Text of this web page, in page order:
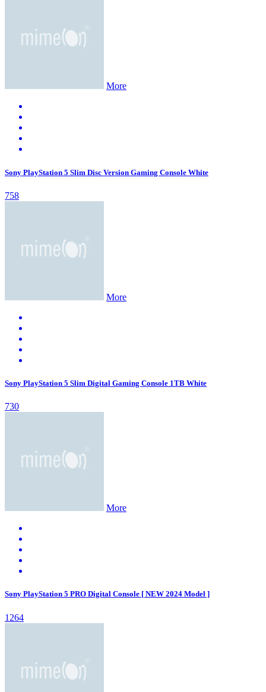
More
Sony PlayStation 5 Slim Disc Version Gaming Console White
758
More
Sony PlayStation 5 Slim Digital Gaming Console 1TB White
730
More
Sony PlayStation 5 PRO Digital Console [ NEW 2024 Model ]
1264